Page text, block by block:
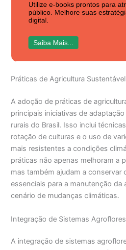
Utilize e-books prontos para
público. Melhore suas
digital.
Saiba Mais...
Práticas de Agricultura Sustentável
A adoção de práticas de
principais iniciativas de
rurais do Brasil. Isso inclui
rotação de culturas e o uso de
mais resistentes a condições
práticas não apenas melhoram a
mas também ajudam a conservar
essenciais para a manutenção da
cenário de mudanças climáticas.
Integração de Sistemas
A integração de sistemas